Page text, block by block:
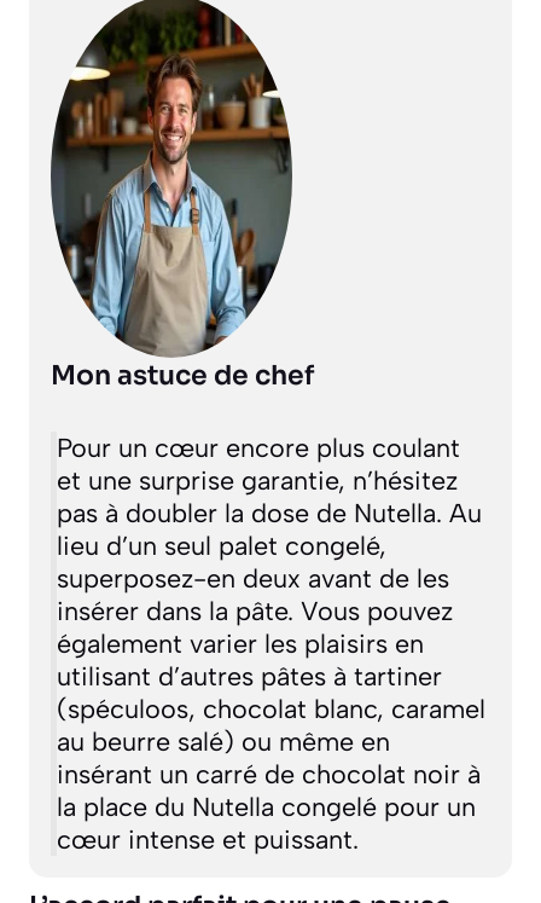
Mon astuce de chef
Pour un cœur encore plus coulant
et une surprise garantie, n’hésitez
pas à doubler la dose de Nutella. Au
lieu d’un seul palet congelé,
superposez-en deux avant de les
insérer dans la pâte. Vous pouvez
également varier les plaisirs en
utilisant d’autres pâtes à tartiner
(spéculoos, chocolat blanc, caramel
au beurre salé) ou même en
insérant un carré de chocolat noir à
la place du Nutella congelé pour un
cœur intense et puissant.